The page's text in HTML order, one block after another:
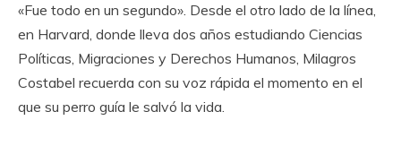
«Fue todo en un segundo». Desde el otro lado de la línea,
en Harvard, donde lleva dos años estudiando Ciencias
Políticas, Migraciones y Derechos Humanos, Milagros
Costabel recuerda con su voz rápida el momento en el
que su perro guía le salvó la vida.